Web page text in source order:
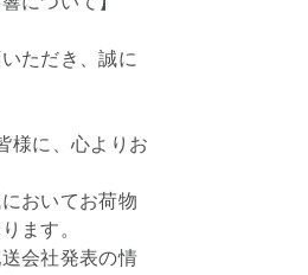
ただき、誠に
様に、心よりお
おいてお荷物
ます。
会社発表の情